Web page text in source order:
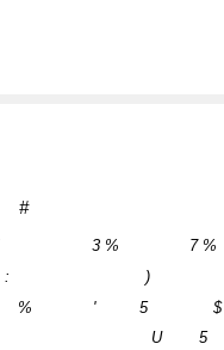
#
3 %
7 %
:
)
% ' 5
$
U
5